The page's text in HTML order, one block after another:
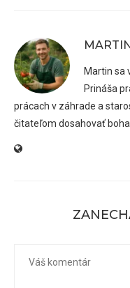
Martin sa
Prináša
prácach v záhrade a
čitateľom dosahovať